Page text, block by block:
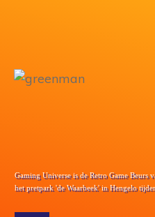
Gaming Universe isde Retro Game Beurs
het pretpark 'de Waarbeek' in Hengelo